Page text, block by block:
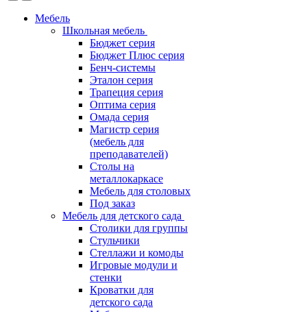
Мебель
Школьная мебель
Бюджет серия
Бюджет Плюс серия
Бенч-системы
Эталон серия
Трапеция серия
Оптима серия
Омада серия
Магистр серия
(мебель для
преподавателей)
Столы на
металлокаркасе
Мебель для столовых
Под заказ
Мебель для детского сада
Столики для группы
Стульчики
Стеллажи и комоды
Игровые модули и
стенки
Кроватки для
детского сада